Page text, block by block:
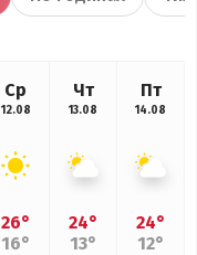
Ср
12.08
26°
16°
Чт
13.08
24°
13°
Пт
14.08
24°
12°